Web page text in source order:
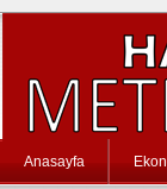
Anasayfa